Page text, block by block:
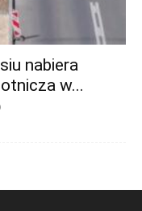
nabiera
w...